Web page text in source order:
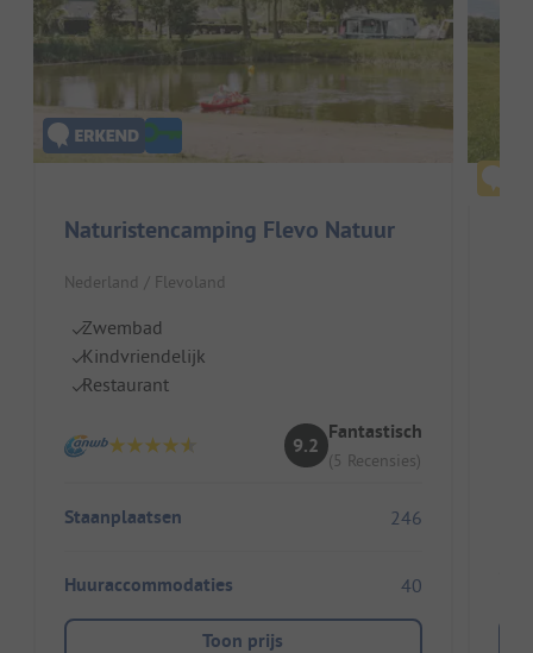
Naturistencamping Flevo Natuur
Nederland / Flevoland
Zwembad
Kindvriendelijk
Restaurant
9.2
Fantastisch
(5 Recensies)
Staanplaatsen 246
Huuraccommodaties 40
Toon prijs